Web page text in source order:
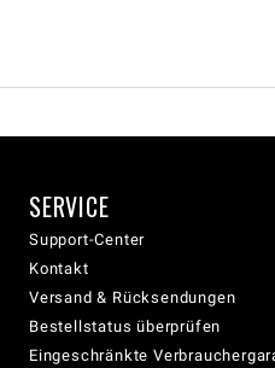
SERVICE
Support-Center
Kontakt
Versand & Rücksendungen
Bestellstatus überprüfen
Eingeschränkte